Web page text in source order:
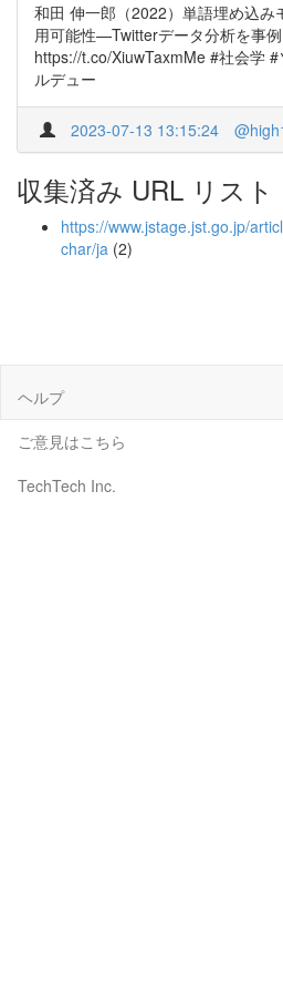
和田 伸一郎（2022）単語埋め込み
用可能性—Twitterデータ分析を事
https://t.co/XiuwTaxmMe #社会学
ルデュー
2023-07-13 13:15:24
収集済み URL リスト
https://www.jstage.jst.go.jp/
char/ja (2)
ヘルプ
ご意見はこちら
TechTech Inc.